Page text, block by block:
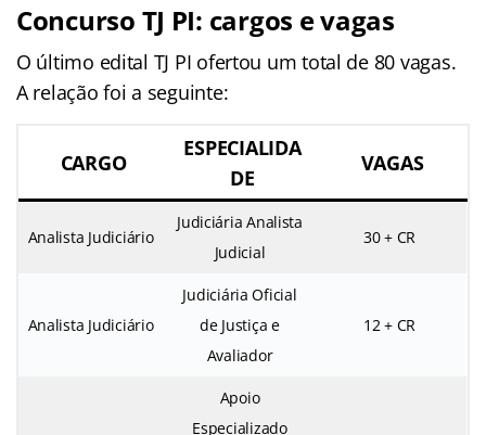
Concurso TJ PI: cargos e vagas
O último edital TJ PI ofertou um total de 80 vagas.
A relação foi a seguinte:
CARGO
ESPECIALIDA
DE
VAGAS
Analista Judiciário
Judiciária Analista
Judicial
30 + CR
Analista Judiciário
Judiciária Oficial
de Justiça e
Avaliador
12 + CR
Apoio
Especializado